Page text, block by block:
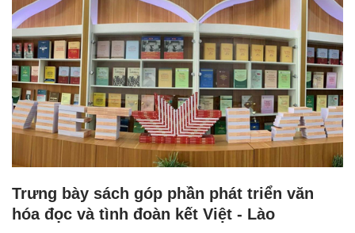
Trưng bày sách góp phần phát triển văn
hóa đọc và tình đoàn kết Việt - Lào